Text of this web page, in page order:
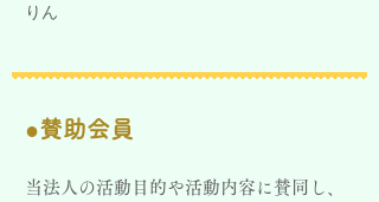
りん
●賛助会員
当法人の活動目的や活動内容に賛同し、